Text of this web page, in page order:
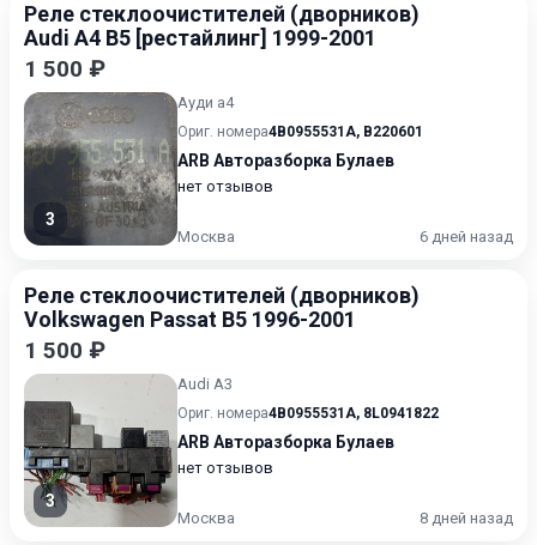
Реле стеклоочистителей (дворников)
Audi A4 B5 [рестайлинг] 1999-2001
1 500 ₽
3
Ауди а4
Ориг. номера4B0955531A, B220601
ARB Авторазборка Булаев
нет отзывов
Москва 6 дней назад
Реле стеклоочистителей (дворников)
Volkswagen Passat B5 1996-2001
1 500 ₽
3
Audi A3
Ориг. номера4B0955531A, 8L0941822
ARB Авторазборка Булаев
нет отзывов
Москва 8 дней назад